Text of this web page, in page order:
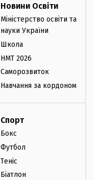
Новини Освіти
Міністерство освіти та
науки України
Школа
НМТ 2026
Саморозвиток
Навчання за кордоном
Спорт
Бокс
Футбол
Теніс
Біатлон